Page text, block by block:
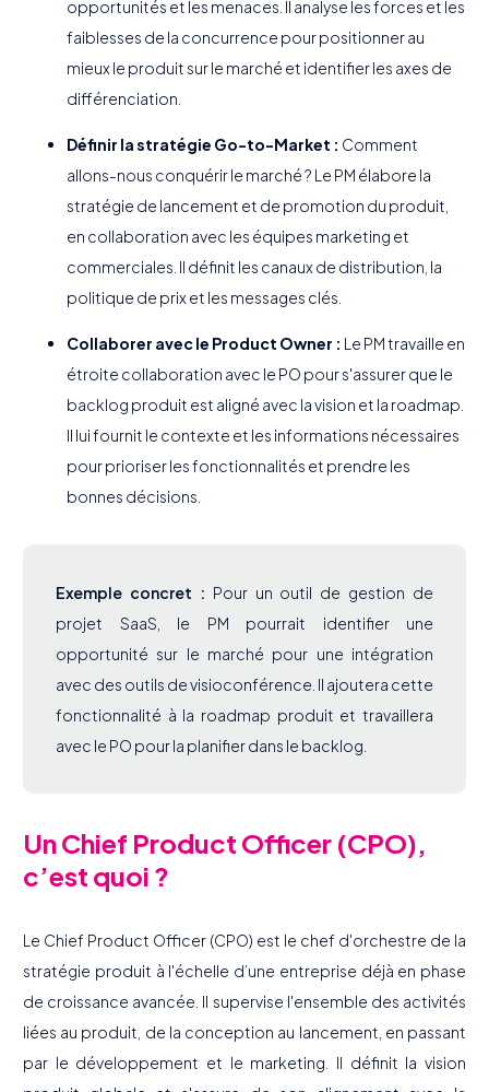
opportunités et les menaces. Il analyse les forces et les
faiblesses de la concurrence pour positionner au
mieux le produit sur le marché et identifier les axes de
différenciation.
Définir la stratégie Go-to-Market : Comment
allons-nous conquérir le marché ? Le PM élabore la
stratégie de lancement et de promotion du produit,
en collaboration avec les équipes marketing et
commerciales. Il définit les canaux de distribution, la
politique de prix et les messages clés.
Collaborer avec le Product Owner : Le PM travaille en
étroite collaboration avec le PO pour s'assurer que le
backlog produit est aligné avec la vision et la roadmap.
Il lui fournit le contexte et les informations nécessaires
pour prioriser les fonctionnalités et prendre les
bonnes décisions.
Exemple concret : Pour un outil de gestion de
projet SaaS, le PM pourrait identifier une
opportunité sur le marché pour une intégration
avec des outils de visioconférence. Il ajoutera cette
fonctionnalité à la roadmap produit et travaillera
avec le PO pour la planifier dans le backlog.
Un Chief Product Officer (CPO),
c’est quoi ?
Le Chief Product Officer (CPO) est le chef d'orchestre de la
stratégie produit à l'échelle d’une entreprise déjà en phase
de croissance avancée. Il supervise l'ensemble des activités
liées au produit, de la conception au lancement, en passant
par le développement et le marketing. Il définit la vision